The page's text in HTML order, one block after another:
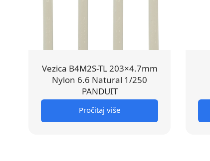
Vezica B4M2S-TL 203×4.7mm
Nylon 6.6 Natural 1/250
PANDUIT
Pročitaj više